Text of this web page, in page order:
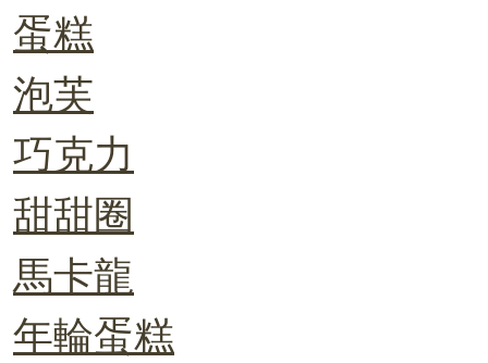
蛋糕
泡芙
巧克力
甜甜圈
馬卡龍
年輪蛋糕